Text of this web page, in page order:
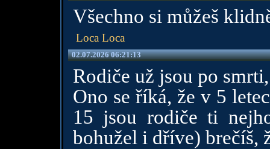
Všechno si můžeš
Loca Loca
02.07.2026 06:21:13
Rodiče už jsou po
Ono se říká, že v 5
15 jsou rodiče ti
bohužel i dříve) brečíš,